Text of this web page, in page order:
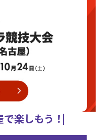
楽しもう！